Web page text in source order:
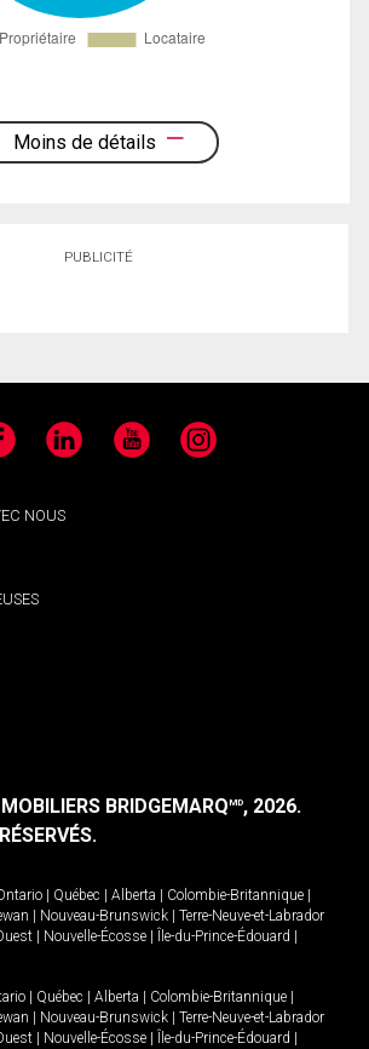
Moins de détails
PUBLICITÉ
LinkedIn YouTube Instagram
NOUS
BRIDGEMARQMD, 2026.
Québec Alberta Colombie-Britannique
Nouveau-Brunswick
Terre-Neuve-et-Labrador
Nouvelle-Écosse Île-du-Prince-Édouard
Québec Alberta Colombie-Britannique
Nouveau-Brunswick
Terre-Neuve-et-Labrador
Nouvelle-Écosse Île-du-Prince-Édouard